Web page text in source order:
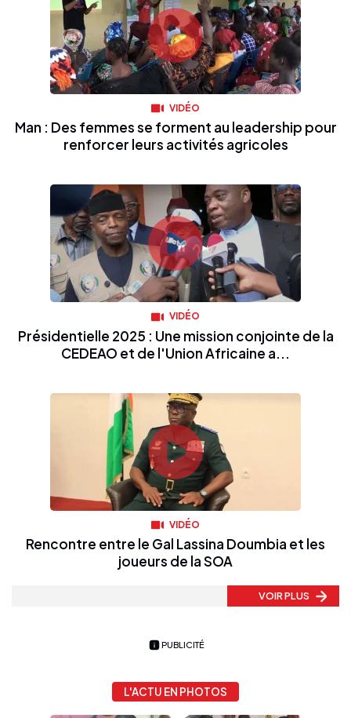
VIDÉO
Man : Des femmes se forment au leadership pour
renforcer leurs activités agricoles
VIDÉO
Présidentielle 2025 : Une mission conjointe de la
CEDEAO et de l'Union Africaine a...
VIDÉO
Rencontre entre le Gal Lassina Doumbia et les
joueurs de la SOA
VOIR PLUS
PUBLICITÉ
L'ACTU EN PHOTOS